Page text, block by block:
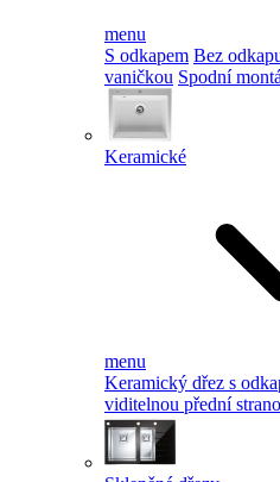
menu
S odkapem Bez
vaničkou Spodní
Keramické
menu
Keramický dřez s
viditelnou přední